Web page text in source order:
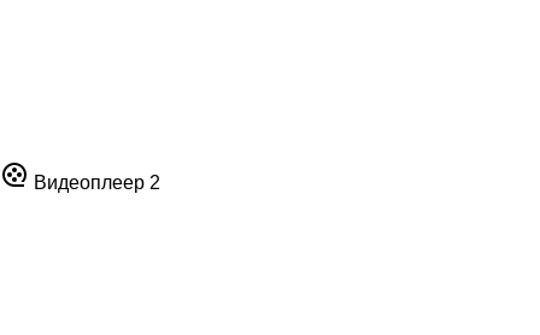
Видеоплеер 2